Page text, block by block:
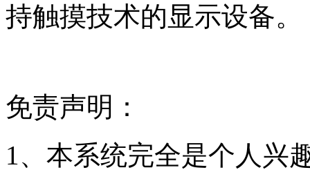
持触摸技术的显示设备。
免责声明：
1、本系统完全是个人兴